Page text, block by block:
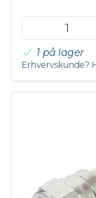
1 på lager
Erhvervskunde?